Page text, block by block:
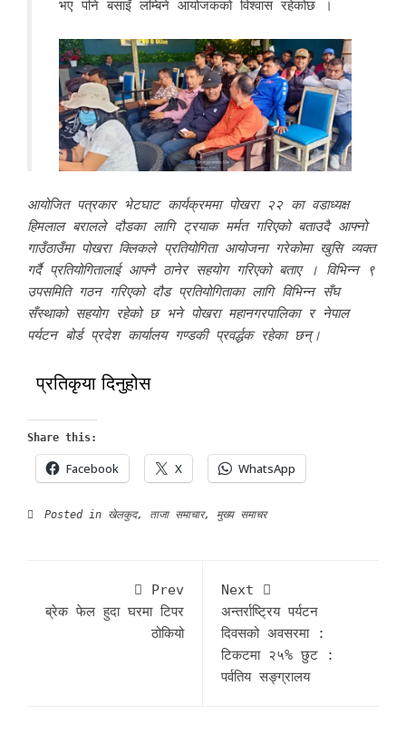
भए पनि बसाइँ लम्बिने आयोजकको विश्वास रहेकोछ ।
आय‍ोजित पत्रकार भेटघाट कार्यक्रममा पोखरा २२ का वडाध्यक्ष
हिमलाल बरालले दौडका लागि ट्रयाक मर्मत गरिएको बताउदै आफ्नो
गाउँठाउँमा पोखरा क्लिकले प्रतियोगिता आयोजना गरेकोमा खुसि व्यक्त
गर्दै प्रतियोगितालाई आफ्नै ठानेर सहयोग गरिएको बताए । विभिन्न ९
उपसमिति गठन गरिएको दौड प्रतियोगिताका लागि विभिन्न सँघ
सँस्थाको सहयोग रहेको छ भने पोखरा महानगरपालिका र नेपाल
पर्यटन बोर्ड प्रदेश कार्यालय गण्डकी प्रवर्द्धक रहेका छन्।
प्रतिकृया दिनुहोस
Share this:
Facebook X WhatsApp
Posted in खेलकुद, ताजा समाचार, मुख्य समाचर
Prev
ब्रेक फेल हुदा घरमा टिपर
ठोकियो
Next
अन्तर्राष्ट्रिय पर्यटन
दिवसको अवसरमा :
टिकटमा २५% छुट :
पर्वतिय सङ्ग्रालय